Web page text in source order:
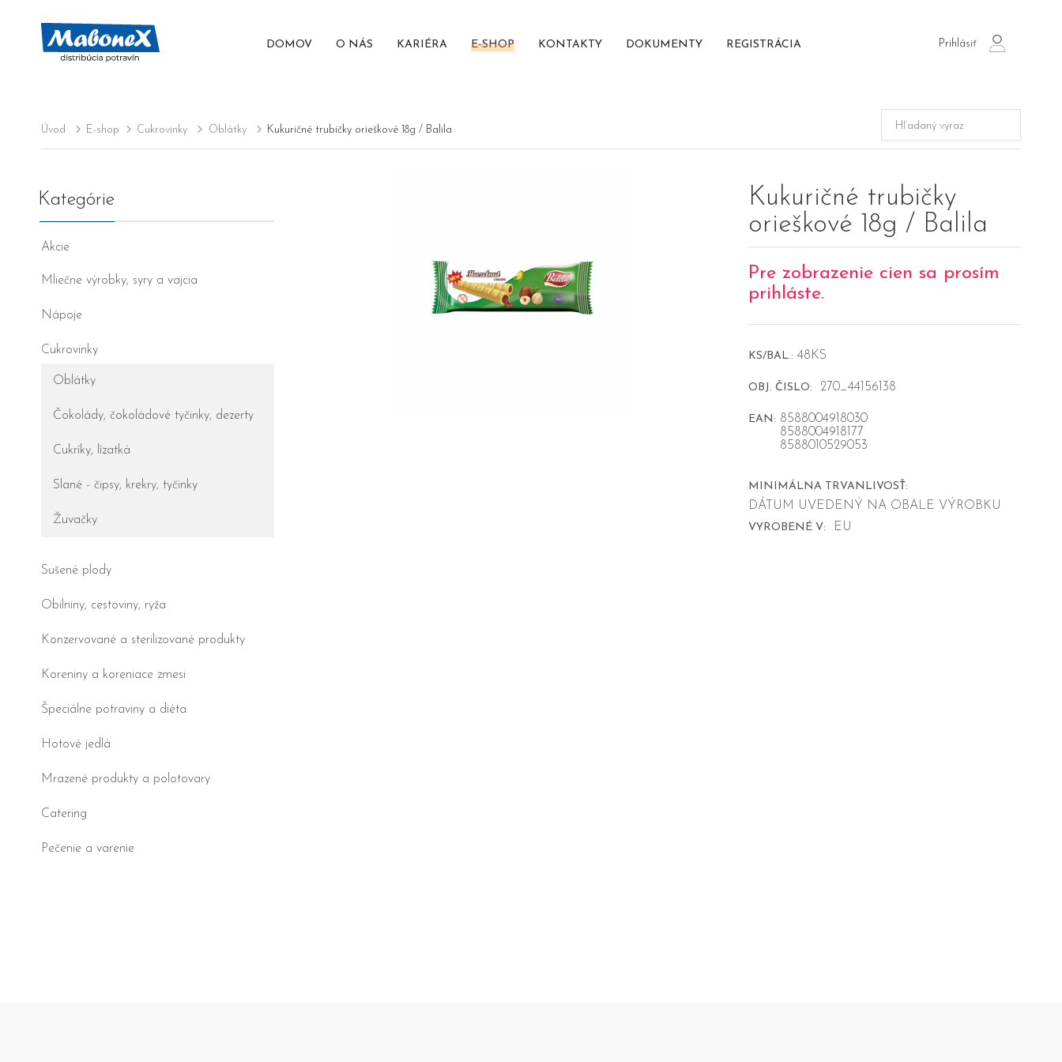
DOMOV O NÁS KARIÉRA E-SHOP KONTAKTY DOKUMENTY REGISTRÁCIA Prihlásiť
login
Úvod E-shop Cukrovinky Oblátky Kukuričné trubičky orieškové 18g / Balila
Kategórie
Akcie
Mliečne výrobky, syry a vajcia
Nápoje
Cukrovinky
Oblátky
Čokolády, čokoládové tyčinky, dezerty
Cukríky, lízatká
Slané - čipsy, krekry, tyčinky
Žuvačky
Sušené plody
Obilniny, cestoviny, ryža
Konzervované a sterilizované produkty
Koreniny a koreniace zmesi
Špeciálne potraviny a diéta
Hotové jedlá
Mrazené produkty a polotovary
Catering
Pečenie a varenie
Kukuričné trubičky
orieškové 18g / Balila
Pre zobrazenie cien sa prosím
prihláste.
KS/BAL.: 48KS
OBJ. ČISLO: 270_44156138
EAN: 8588004918030
8588004918177
8588010529053
MINIMÁLNA TRVANLIVOSŤ:
DÁTUM UVEDENÝ NA OBALE VÝROBKU
VYROBENÉ V: EU